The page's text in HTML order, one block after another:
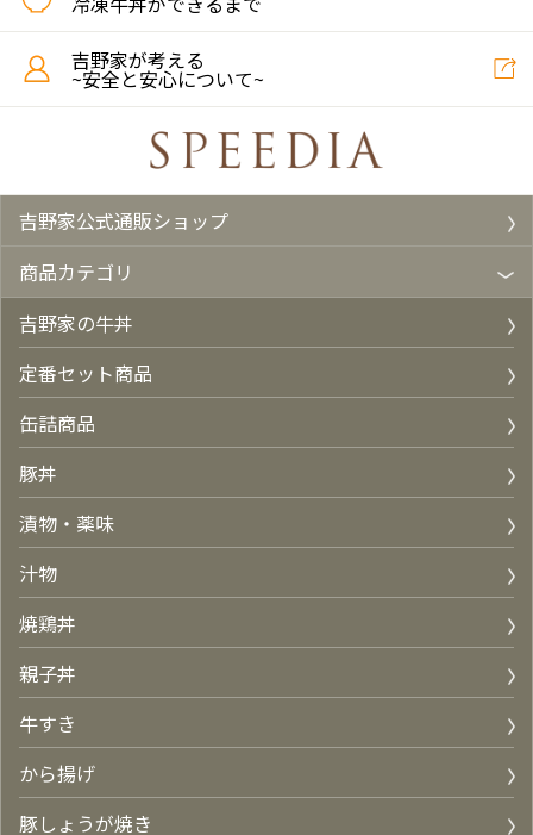
吉野家が考える
~安全と安心について~
吉野家公式通販ショップ
商品カテゴリ
吉野家の牛丼
定番セット商品
缶詰商品
豚丼
漬物・薬味
汁物
焼鶏丼
親子丼
牛すき
から揚げ
豚しょうが焼き